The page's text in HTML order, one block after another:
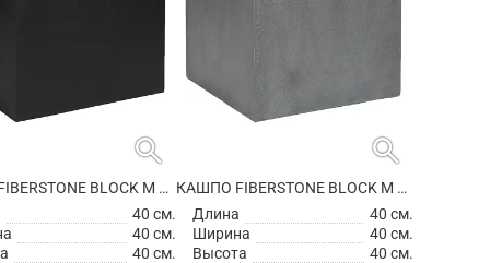
search
КАШПО FIBERSTONE BLOCK M BLACK
40 см.
40 см.
40 см.
search
КАШПО FIBERSTONE BLOCK M GREY
Длина
40 см.
Ширина
40 см.
Высота
40 см.